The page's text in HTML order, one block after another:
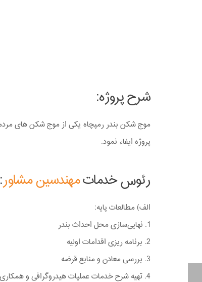
شرح پروژه:
پروژه ایفاء نمود.
رئوس خدماتمهندسین مشاور:
الف) مطالعات پایه:
1. نهایی‌سازی محل احداث بندر
2. برنامه ریزی اقدامات اولیه
3. بررسی معادن و منابع قرضه
4. تهیه شرح خدمات عملیات هیدروگرافی و همکاری با کارفرما جهت انتخاب مشاور هیدروگرافی